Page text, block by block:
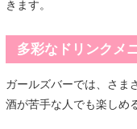
きます。
多彩なドリンクメ
ガールズバーでは、さま
酒が苦手な人でも楽しめ